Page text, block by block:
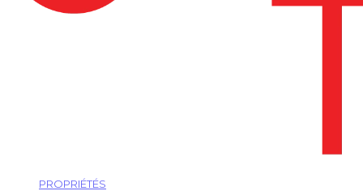
PROPRIÉTÉS